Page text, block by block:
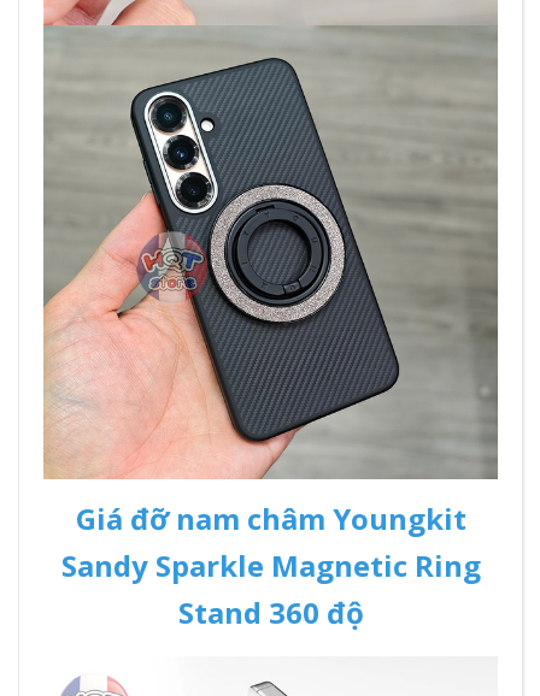
Giá đỡ nam châm Youngkit
Sandy Sparkle Magnetic Ring
Stand 360 độ